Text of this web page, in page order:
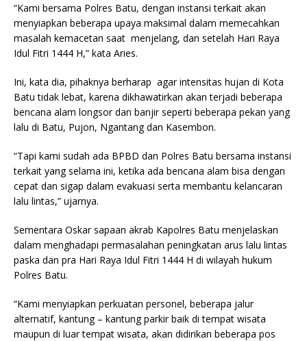
“Kami bersama Polres Batu, dengan instansi terkait akan
menyiapkan beberapa upaya maksimal dalam memecahkan
masalah kemacetan saat menjelang, dan setelah Hari Raya
Idul Fitri 1444 H,” kata Aries.
Ini, kata dia, pihaknya berharap agar intensitas hujan di Kota
Batu tidak lebat, karena dikhawatirkan akan terjadi beberapa
bencana alam longsor dan banjir seperti beberapa pekan yang
lalu di Batu, Pujon, Ngantang dan Kasembon.
“Tapi kami sudah ada BPBD dan Polres Batu bersama instansi
terkait yang selama ini, ketika ada bencana alam bisa dengan
cepat dan sigap dalam evakuasi serta membantu kelancaran
lalu lintas,” ujarnya.
Sementara Oskar sapaan akrab Kapolres Batu menjelaskan
dalam menghadapi permasalahan peningkatan arus lalu lintas
paska dan pra Hari Raya Idul Fitri 1444 H di wilayah hukum
Polres Batu.
“Kami menyiapkan perkuatan personel, beberapa jalur
alternatif, kantung – kantung parkir baik di tempat wisata
maupun di luar tempat wisata, akan didirikan beberapa pos